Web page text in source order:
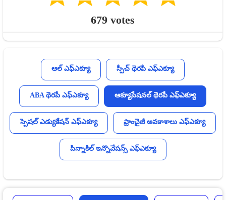
679votes
ఆల్ ఎఫ్ఎక్యూ స్పీచ్ థెరపీ ఎఫ్ఎక్యూ
ABA థెరపీ ఎఫ్ఎక్యూ ఆక్యూపేషనల్ థెరపీ ఎఫ్ఎక్యూ
స్పెషల్ ఎడ్యుకేషన్ ఎఫ్ఎక్యూ ఫ్రాంచైజీ అవకాశాలు ఎఫ్ఎక్యూ
పిన్నాకిల్ ఇన్నొవేషన్స్ ఎఫ్ఎక్యూ